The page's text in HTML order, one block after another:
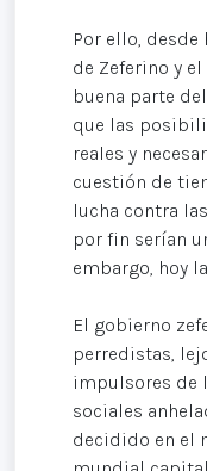
Por ello, desde
de Zeferino y
buena parte
que las
reales y
cuestión de
lucha contra
por fin serían
embargo, hoy
El gobierno
perredistas,
impulsores de
sociales
decidido en el